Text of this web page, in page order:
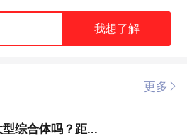
我想了解
更多
综合体吗？距...